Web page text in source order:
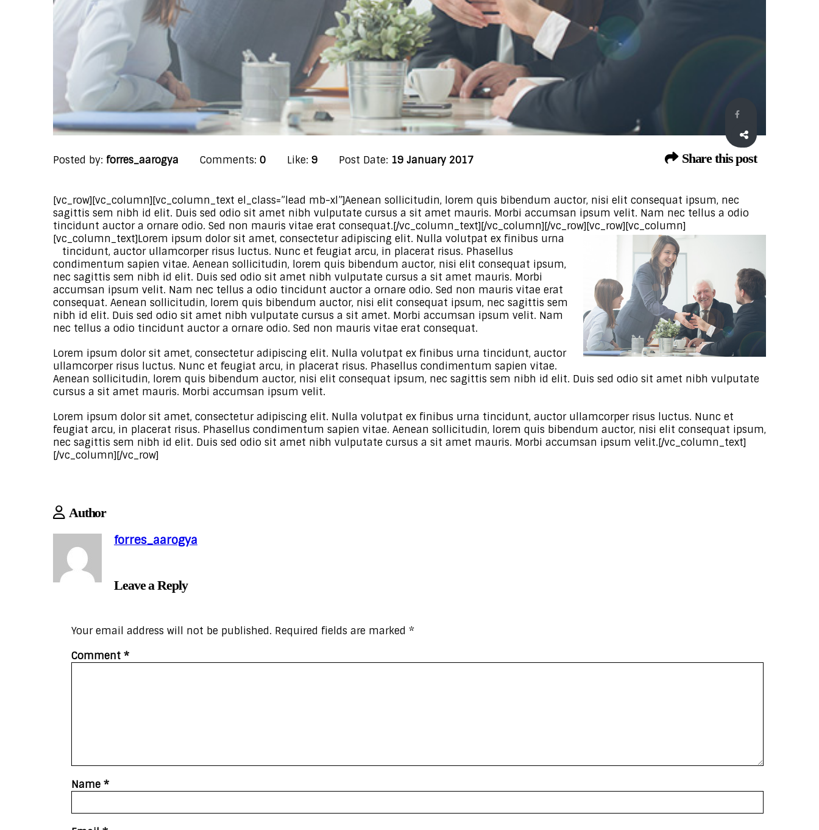
Share this post
Posted by: forres_aarogya Comments: 0 Like: 9 Post Date: 19 January 2017
[vc_row][vc_column][vc_column_text el_class=”lead mb-xl”]Aenean sollicitudin, lorem quis bibendum auctor, nisi elit consequat ipsum, nec
sagittis sem nibh id elit. Duis sed odio sit amet nibh vulputate cursus a sit amet mauris. Morbi accumsan ipsum velit. Nam nec tellus a odio
tincidunt auctor a ornare odio. Sed non mauris vitae erat consequat.[/vc_column_text][/vc_column][/vc_row][vc_row][vc_column]
[vc_column_text]Lorem ipsum dolor sit amet, consectetur adipiscing elit. Nulla volutpat ex finibus urna
tincidunt, auctor ullamcorper risus luctus. Nunc et feugiat arcu, in placerat risus. Phasellus
condimentum sapien vitae. Aenean sollicitudin, lorem quis bibendum auctor, nisi elit consequat ipsum,
nec sagittis sem nibh id elit. Duis sed odio sit amet nibh vulputate cursus a sit amet mauris. Morbi
accumsan ipsum velit. Nam nec tellus a odio tincidunt auctor a ornare odio. Sed non mauris vitae erat
consequat. Aenean sollicitudin, lorem quis bibendum auctor, nisi elit consequat ipsum, nec sagittis sem
nibh id elit. Duis sed odio sit amet nibh vulputate cursus a sit amet. Morbi accumsan ipsum velit. Nam
nec tellus a odio tincidunt auctor a ornare odio. Sed non mauris vitae erat consequat.
Lorem ipsum dolor sit amet, consectetur adipiscing elit. Nulla volutpat ex finibus urna tincidunt, auctor
ullamcorper risus luctus. Nunc et feugiat arcu, in placerat risus. Phasellus condimentum sapien vitae.
Aenean sollicitudin, lorem quis bibendum auctor, nisi elit consequat ipsum, nec sagittis sem nibh id elit. Duis sed odio sit amet nibh vulputate
cursus a sit amet mauris. Morbi accumsan ipsum velit.
Lorem ipsum dolor sit amet, consectetur adipiscing elit. Nulla volutpat ex finibus urna tincidunt, auctor ullamcorper risus luctus. Nunc et
feugiat arcu, in placerat risus. Phasellus condimentum sapien vitae. Aenean sollicitudin, lorem quis bibendum auctor, nisi elit consequat ipsum,
nec sagittis sem nibh id elit. Duis sed odio sit amet nibh vulputate cursus a sit amet mauris. Morbi accumsan ipsum velit.[/vc_column_text]
[/vc_column][/vc_row]
Author
forres_aarogya
Leave a Reply
Your email address will not be published. Required fields are marked *
Comment *
Name *